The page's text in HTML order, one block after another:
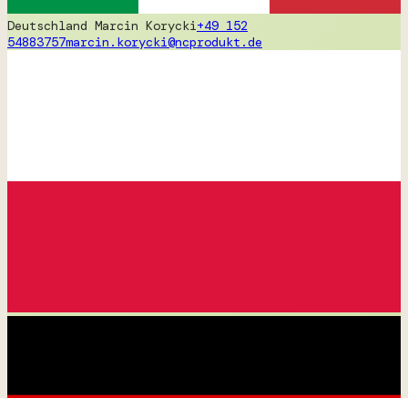
Deutschland Marcin Korycki+49 152
54883757marcin.korycki@ncprodukt.de